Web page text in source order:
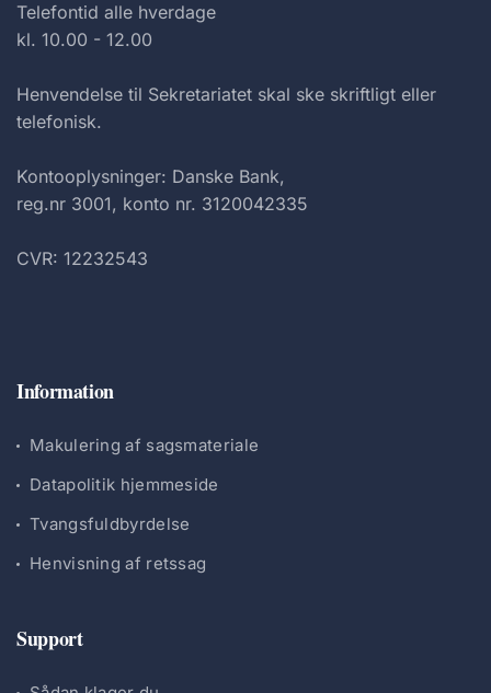
Telefontid alle hverdage
kl. 10.00 - 12.00
Henvendelse til Sekretariatet skal ske skriftligt eller
telefonisk.
Kontooplysninger: Danske Bank,
reg.nr 3001, konto nr. 3120042335
CVR: 12232543
Information
Makulering af sagsmateriale
Datapolitik hjemmeside
Tvangsfuldbyrdelse
Henvisning af retssag
Support